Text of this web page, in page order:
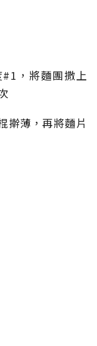
，將麵團撒上
擀薄，再將麵片